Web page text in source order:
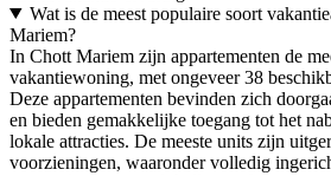
Wat is de meest populaire soort
Mariem?
In Chott Mariem zijn appartementen de
vakantiewoning, met ongeveer 38
Deze appartementen bevinden zich
en bieden gemakkelijke toegang tot het
lokale attracties. De meeste units zijn
voorzieningen, waaronder volledig